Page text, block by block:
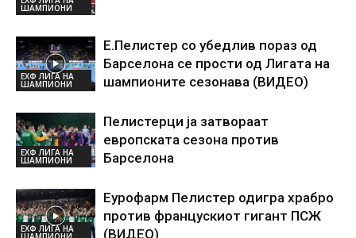
ШАМПИОНИ
ЕХФ ЛИГА НА
ШАМПИОНИ
Е.Пелистер со убедлив пораз од
Барселона се прости од Лигата на
шампионите сезонава (ВИДЕО)
ЕХФ ЛИГА НА
ШАМПИОНИ
Пелистерци ја затвораат
европската сезона против
Барселона
ЕХФ ЛИГА НА
Еурофарм Пелистер одигра храбро
против францускиот гигант ПСЖ
(ВИДЕО)